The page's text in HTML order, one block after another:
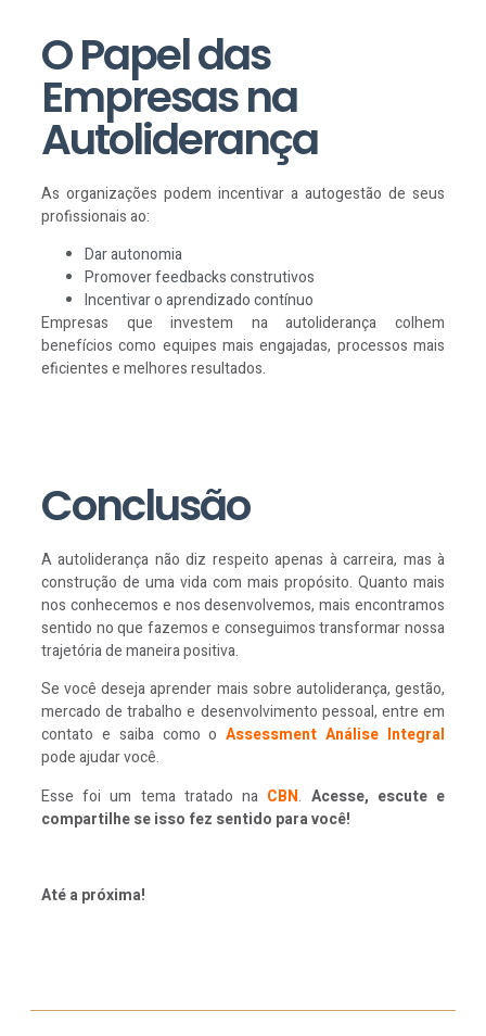
O Papel das
Empresas na
Autoliderança
As organizações podem incentivar a autogestão de seus
profissionais ao:
Dar autonomia
Promover feedbacks construtivos
Incentivar o aprendizado contínuo
Empresas que investem na autoliderança colhem
benefícios como equipes mais engajadas, processos mais
eficientes e melhores resultados.
Conclusão
A autoliderança não diz respeito apenas à carreira, mas à
construção de uma vida com mais propósito. Quanto mais
nos conhecemos e nos desenvolvemos, mais encontramos
sentido no que fazemos e conseguimos transformar nossa
trajetória de maneira positiva.
Se você deseja aprender mais sobre autoliderança, gestão,
mercado de trabalho e desenvolvimento pessoal, entre em
contato e saiba como oAssessment Análise Integral
pode ajudar você.
Esse foi um tema tratado na CBN. Acesse, escute e
compartilhe se isso fez sentido para você!
Até a próxima!